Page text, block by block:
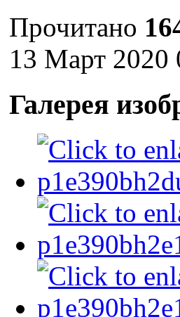
Прочитано
13 Март 2020
Галерея